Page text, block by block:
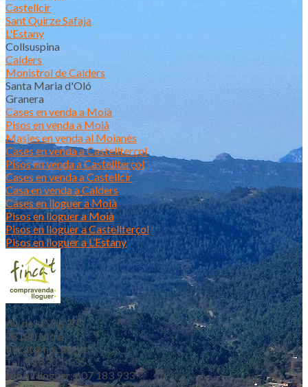
Castellcir
Sant Quirze Safaja
L'Estany
Collsuspina
Calders
Monistrol de Calders
Santa Maria d'Oló
Granera
Cases en venda a Moià
Pisos en venda a Moià
Masies en venda al Moianès
Cases en venda a Castellterçol
Pisos en venda a Castellterçol
Cases en venda a Castellcir
Casa en venda a Calders
Cases en lloguer a Moià
Pisos en lloguer a Moià
Pisos en lloguer a Castellterçol
Pisos en lloguer a L’Estany
Av. de la Vila 20
08180 Moià
fincat@fincat.cat
Tel. 93 830 14 35
Mòbil lloguer: 607 183 933